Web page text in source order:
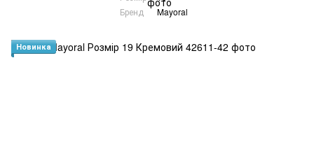
Бренд
Mayoral
Новинка